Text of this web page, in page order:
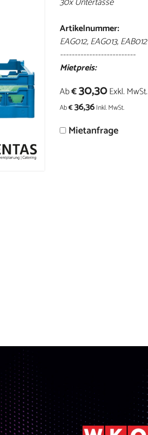
Artikelnummer:
EAG012, EAG013, EAB012
--------------------------
Mietpreis:
Ab€30,30Exkl. MwSt.
Ab€36,36Inkl. MwSt.
Mietanfrage